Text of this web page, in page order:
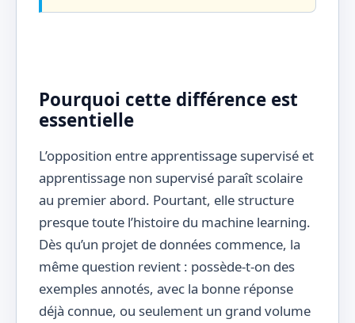
Pourquoi cette différence est
essentielle
L’opposition entre apprentissage supervisé et
apprentissage non supervisé paraît scolaire
au premier abord. Pourtant, elle structure
presque toute l’histoire du machine learning.
Dès qu’un projet de données commence, la
même question revient : possède-t-on des
exemples annotés, avec la bonne réponse
déjà connue, ou seulement un grand volume